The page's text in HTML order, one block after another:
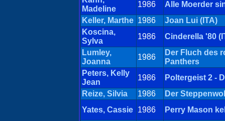
Madeline
1986
Alle Moerder
Keller, Marthe 1986
Joan Lui (ITA)
Koscina,
Sylva
1986
Cinderella '80
Lumley,
Joanna
1986
Der Fluch des
Panthers
Peters, Kelly
Jean
1986
Poltergeist 2 -
Reize, Silvia
1986
Der
Yates, Cassie 1986
Perry Mason